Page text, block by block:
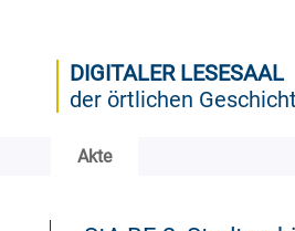
DIGITALER LESESAAL
der örtlichen
Akte